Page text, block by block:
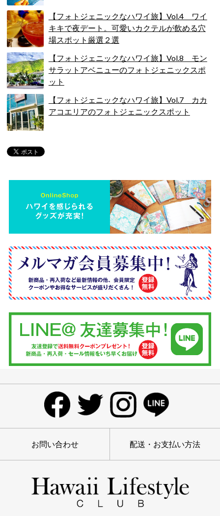
【フォトジェニックなハワイ旅】Vol.4 ワイ
キキで夜デート。可愛いカクテルが飲める穴
場スポット厳選２選
【フォトジェニックなハワイ旅】Vol.8 モン
サラットアベニューのフォトジェニックスポ
ット
【フォトジェニックなハワイ旅】Vol.7 カカ
アコエリアのフォトジェニックスポット
お問い合わせ 配送・お支払い方法